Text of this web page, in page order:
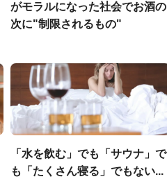
がモラルになった社会でお酒の
次に"制限されるもの"
「水を飲む」でも「サウナ」で
も「たくさん寝る」でもない...